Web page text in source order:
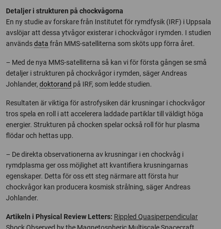
Detaljer i strukturen på chockvågorna
En ny studie av forskare från Institutet för rymdfysik (IRF) i Uppsala
avslöjar att dessa ytvågor existerar i chockvågor i rymden. I studien
användsdata från MMS-satelliterna som sköts upp förra året.
– Med de nya MMS-satelliterna så kan vi för första gången se små
detaljer i strukturen på chockvågor i rymden, säger Andreas
Johlander, doktorand på IRF, som ledde studien.
Resultaten är viktiga för astrofysiken där krusningar i chockvågor
tros spela en roll i att accelerera laddade partiklar till väldigt höga
energier. Strukturen på chocken spelar också roll för hur plasma
flödar och hettas upp.
– De direkta observationerna av krusningar i en chockvåg i
rymdplasma ger oss möjlighet att kvantifiera krusningarnas
egenskaper. Detta för oss ett steg närmare att första hur
chockvågor kan producera kosmisk strålning, säger Andreas
Johlander.
Artikeln i Physical Review Letters: Rippled Quasiperpendicular
Shock Observed by the Magnetospheric Multiscale Spacecraft